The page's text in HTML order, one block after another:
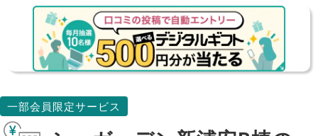
一部会員限定サービス